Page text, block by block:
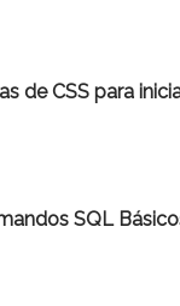
de CSS para
SQL